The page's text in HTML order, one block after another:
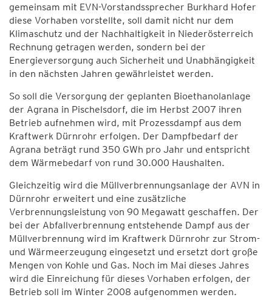
gemeinsam mit EVN-Vorstandssprecher Burkhard Hofer
diese Vorhaben vorstellte, soll damit nicht nur dem
Klimaschutz und der Nachhaltigkeit in Niederösterreich
Rechnung getragen werden, sondern bei der
Energieversorgung auch Sicherheit und Unabhängigkeit
in den nächsten Jahren gewährleistet werden.
So soll die Versorgung der geplanten Bioethanolanlage
der Agrana in Pischelsdorf, die im Herbst 2007 ihren
Betrieb aufnehmen wird, mit Prozessdampf aus dem
Kraftwerk Dürnrohr erfolgen. Der Dampfbedarf der
Agrana beträgt rund 350 GWh pro Jahr und entspricht
dem Wärmebedarf von rund 30.000 Haushalten.
Gleichzeitig wird die Müllverbrennungsanlage der AVN in
Dürnrohr erweitert und eine zusätzliche
Verbrennungsleistung von 90 Megawatt geschaffen. Der
bei der Abfallverbrennung entstehende Dampf aus der
Müllverbrennung wird im Kraftwerk Dürnrohr zur Strom-
und Wärmeerzeugung eingesetzt und ersetzt dort große
Mengen von Kohle und Gas. Noch im Mai dieses Jahres
wird die Einreichung für dieses Vorhaben erfolgen, der
Betrieb soll im Winter 2008 aufgenommen werden.